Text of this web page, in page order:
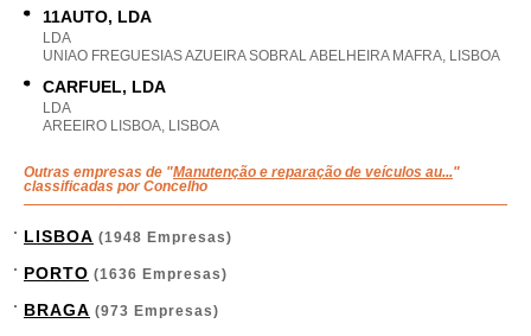
11AUTO, LDA
LDA
UNIAO FREGUESIAS AZUEIRA SOBRAL ABELHEIRA MAFRA, LISBOA
CARFUEL, LDA
LDA
AREEIRO LISBOA, LISBOA
Outras empresas de "Manutenção e reparação de veículos au..."
classificadas por Concelho
LISBOA (1948 Empresas)
PORTO (1636 Empresas)
BRAGA (973 Empresas)